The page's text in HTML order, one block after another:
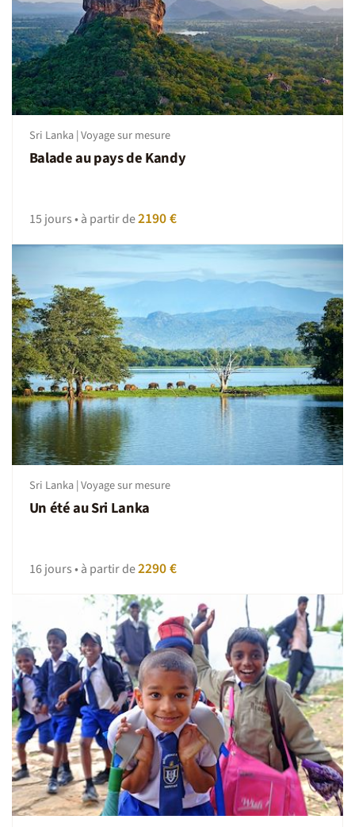
Sri Lanka | Voyage sur mesure
Balade au pays de Kandy
15 jours • à partir de2190 €
Sri Lanka | Voyage sur mesure
Un été au Sri Lanka
16 jours • à partir de2290 €